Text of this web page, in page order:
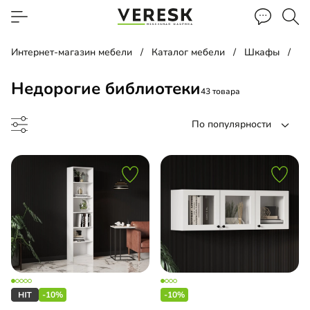
Интернет-магазин мебели Каталог мебели Шкафы
Недорогие библиотеки43 товара
По популярности
стол
-10% -10%